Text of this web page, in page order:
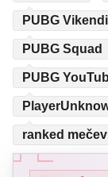
PUBG Vikendi
PUBG Squad
PUBG
ranked